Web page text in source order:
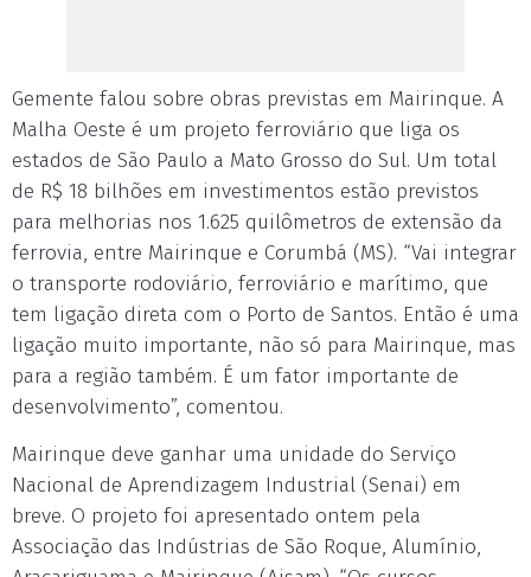
Gemente falou sobre obras previstas em Mairinque. A
Malha Oeste é um projeto ferroviário que liga os
estados de São Paulo a Mato Grosso do Sul. Um total
de R$ 18 bilhões em investimentos estão previstos
para melhorias nos 1.625 quilômetros de extensão da
ferrovia, entre Mairinque e Corumbá (MS). “Vai integrar
o transporte rodoviário, ferroviário e marítimo, que
tem ligação direta com o Porto de Santos. Então é uma
ligação muito importante, não só para Mairinque, mas
para a região também. É um fator importante de
desenvolvimento”, comentou.
Mairinque deve ganhar uma unidade do Serviço
Nacional de Aprendizagem Industrial (Senai) em
breve. O projeto foi apresentado ontem pela
Associação das Indústrias de São Roque, Alumínio,